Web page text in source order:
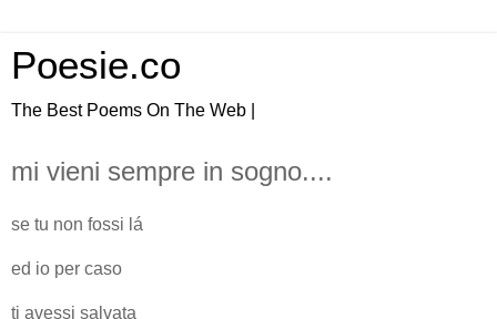
Poesie.co
The Best Poems On The Web |
mi vieni sempre in sogno....
se tu non fossi lá
ed io per caso
ti avessi salvata